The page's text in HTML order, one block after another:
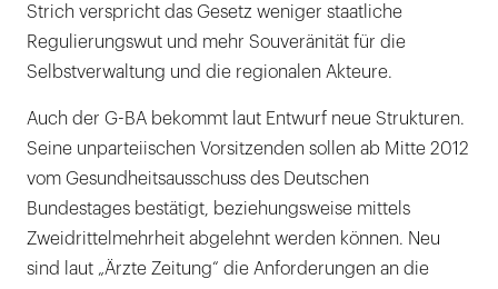
Strich verspricht das Gesetz weniger staatliche
Regulierungswut und mehr Souveränität für die
Selbstverwaltung und die regionalen Akteure.
Auch der G-BA bekommt laut Entwurf neue Strukturen.
Seine unparteiischen Vorsitzenden sollen ab Mitte 2012
vom Gesundheitsausschuss des Deutschen
Bundestages bestätigt, beziehungsweise mittels
Zweidrittelmehrheit abgelehnt werden können. Neu
sind laut „Ärzte Zeitung“ die Anforderungen an die